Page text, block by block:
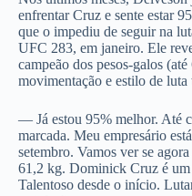
enfrentar Cruz e sente estar
que o impediu de seguir na
UFC 283, em janeiro. Ele
campeão dos pesos-galos
movimentação e estilo de luta
— Já estou 95% melhor. Até
marcada. Meu empresário
setembro. Vamos ver se
61,2 kg. Dominick Cruz é um
Talentoso desde o início.